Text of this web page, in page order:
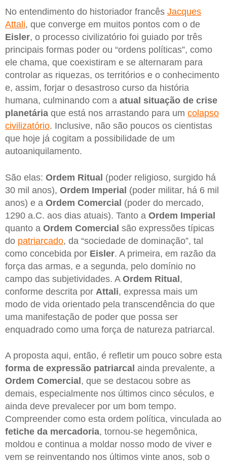
No entendimento do historiador francês Jacques
Attali, que converge em muitos pontos com o de
Eisler, o processo civilizatório foi guiado por três
principais formas poder ou “ordens políticas”, como
ele chama, que coexistiram e se alternaram para
controlar as riquezas, os territórios e o conhecimento
e, assim, forjar o desastroso curso da história
humana, culminando com a atual situação de crise
planetária que está nos arrastando para um colapso
civilizatório. Inclusive, não são poucos os cientistas
que hoje já cogitam a possibilidade de um
autoaniquilamento.
São elas: Ordem Ritual (poder religioso, surgido há
30 mil anos), Ordem Imperial (poder militar, há 6 mil
anos) e a Ordem Comercial (poder do mercado,
1290 a.C. aos dias atuais). Tanto a Ordem Imperial
quanto a Ordem Comercial são expressões típicas
do patriarcado, da “sociedade de dominação”, tal
como concebida por Eisler. A primeira, em razão da
força das armas, e a segunda, pelo domínio no
campo das subjetividades. A Ordem Ritual,
conforme descrita por Attali, expressa mais um
modo de vida orientado pela transcendência do que
uma manifestação de poder que possa ser
enquadrado como uma força de natureza patriarcal.
A proposta aqui, então, é refletir um pouco sobre esta
forma de expressão patriarcal ainda prevalente, a
Ordem Comercial , que se destacou sobre as
demais, especialmente nos últimos cinco séculos, e
ainda deve prevalecer por um bom tempo.
Compreender como esta ordem política, vinculada ao
fetiche da mercadoria, tornou-se hegemônica,
moldou e continua a moldar nosso modo de viver e
vem se reinventando nos últimos vinte anos, sob o